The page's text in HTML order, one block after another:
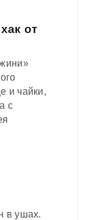
от
и чайки,
с
в ушах.